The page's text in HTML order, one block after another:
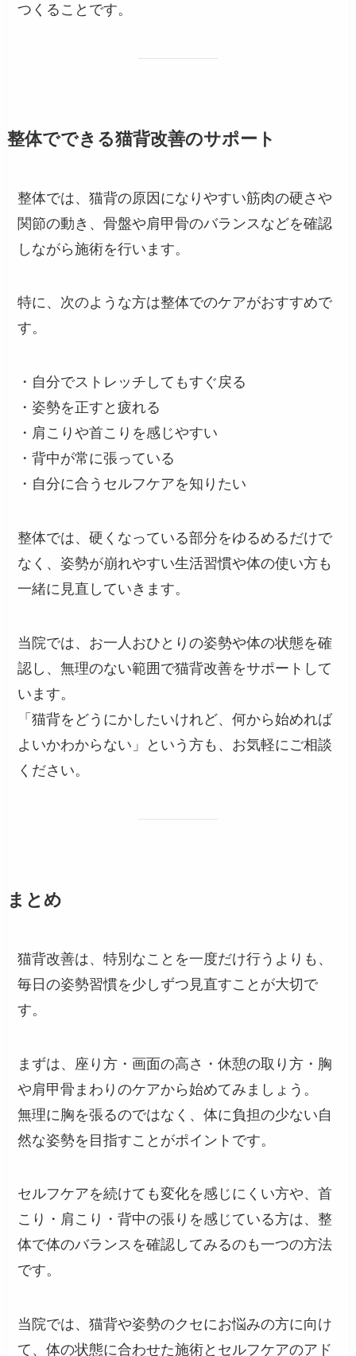
つくることです。
整体でできる猫背改善のサポート
整体では、猫背の原因になりやすい筋肉の硬さや
関節の動き、骨盤や肩甲骨のバランスなどを確認
しながら施術を行います。
特に、次のような方は整体でのケアがおすすめで
す。
・自分でストレッチしてもすぐ戻る
・姿勢を正すと疲れる
・肩こりや首こりを感じやすい
・背中が常に張っている
・自分に合うセルフケアを知りたい
整体では、硬くなっている部分をゆるめるだけで
なく、姿勢が崩れやすい生活習慣や体の使い方も
一緒に見直していきます。
当院では、お一人おひとりの姿勢や体の状態を確
認し、無理のない範囲で猫背改善をサポートして
います。
「猫背をどうにかしたいけれど、何から始めれば
よいかわからない」という方も、お気軽にご相談
ください。
まとめ
猫背改善は、特別なことを一度だけ行うよりも、
毎日の姿勢習慣を少しずつ見直すことが大切で
す。
まずは、座り方・画面の高さ・休憩の取り方・胸
や肩甲骨まわりのケアから始めてみましょう。
無理に胸を張るのではなく、体に負担の少ない自
然な姿勢を目指すことがポイントです。
セルフケアを続けても変化を感じにくい方や、首
こり・肩こり・背中の張りを感じている方は、整
体で体のバランスを確認してみるのも一つの方法
です。
当院では、猫背や姿勢のクセにお悩みの方に向け
て、体の状態に合わせた施術とセルフケアのアド